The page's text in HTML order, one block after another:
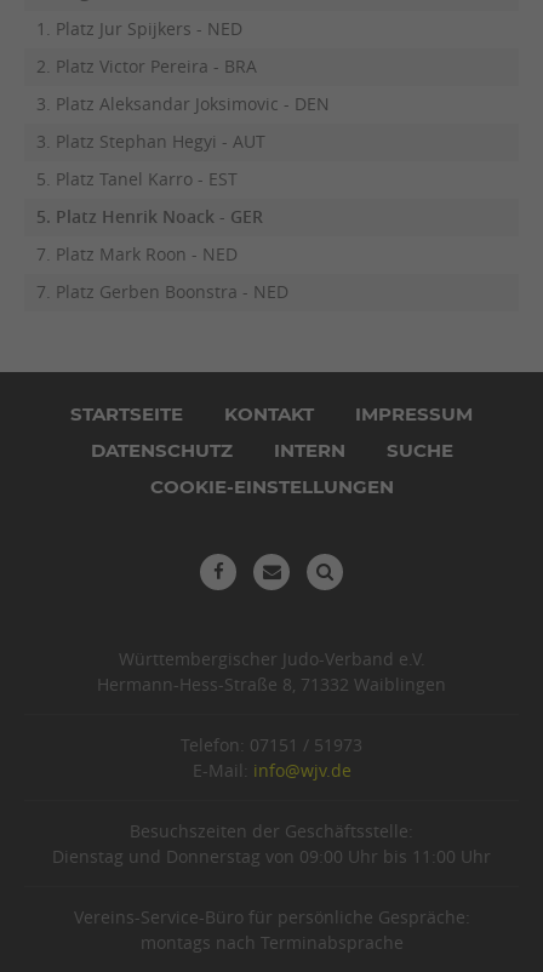
1. Platz Jur Spijkers - NED
2. Platz Victor Pereira - BRA
3. Platz Aleksandar Joksimovic - DEN
3. Platz Stephan Hegyi - AUT
5. Platz Tanel Karro - EST
5. Platz Henrik Noack - GER
7. Platz Mark Roon - NED
7. Platz Gerben Boonstra - NED
überspringen
STARTSEITE KONTAKT
IMPRESSUM
DATENSCHUTZ
INTERN
SUCHE
COOKIE-EINSTELLUNGEN
Württembergischer Judo-Verband e.V.
Hermann-Hess-Straße 8, 71332 Waiblingen
Telefon: 07151 / 51973
E-Mail: info@wjv.de
Besuchszeiten der Geschäftsstelle:
Dienstag und Donnerstag von 09:00 Uhr bis 11:00 Uhr
Vereins-Service-Büro für persönliche Gespräche:
montags nach Terminabsprache